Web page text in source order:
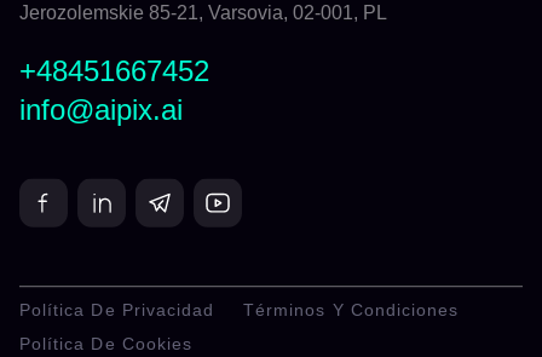
Jerozolemskie 85-21, Varsovia, 02-001, PL
+48451667452
info@aipix.ai
Política De Privacidad
Términos Y Condiciones
Política De Cookies